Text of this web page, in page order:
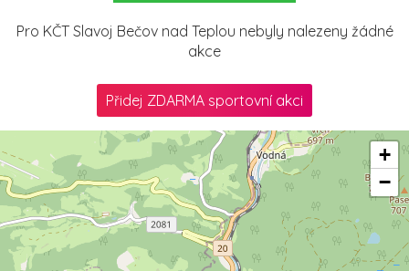
Pro KČT Slavoj Bečov nad Teplou nebyly nalezeny žádné
akce
Přidej ZDARMA sportovní akci
+
−